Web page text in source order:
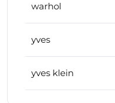
warhol
yves
yves klein